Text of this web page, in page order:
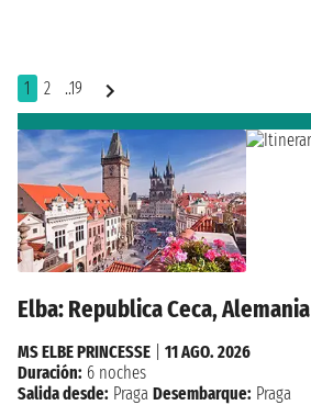
1 2 ..19
Elba: Republica Ceca, Alemania
MS ELBE PRINCESSE
11 AGO. 2026
Duración: 6 noches
Salida desde: Praga Desembarque: Praga